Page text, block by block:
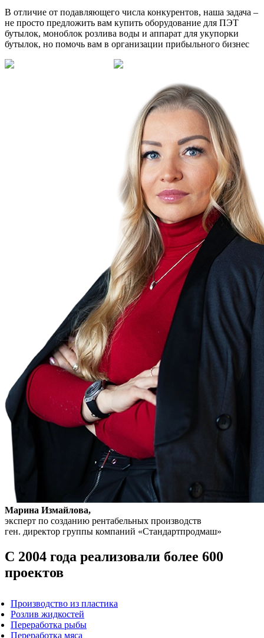
В отличие от подавляющего числа конкурентов, наша задача –
не просто предложить вам купить оборудование для ПЭТ
бутылок, моноблок розлива воды и аппарат для укупорки
бутылок, но помочь вам в организации прибыльного бизнес
Марина Измайлова,
эксперт по созданию рентабельных производств
ген. директор группы компаний «Стандартпродмаш»
С 2004 года реализовали более 600
проектов
Производство из пластика
Розлив жидкостей
Переработка рыбы
Переработка мяса